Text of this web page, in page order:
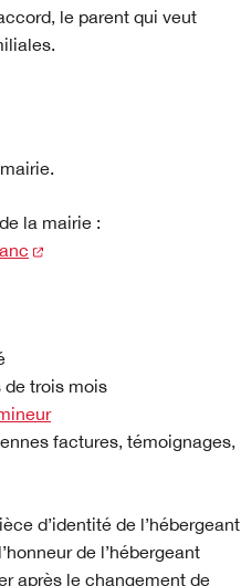
le parent qui veut
la mairie :
(nouvelle fenêtre)
de trois mois
factures, témoignages,
d’identité de
de l’hébergeant
après le changement de